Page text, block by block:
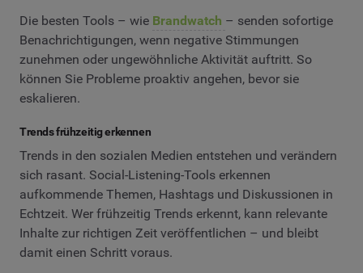
Die besten Tools – wie Brandwatch – senden sofortige
Benachrichtigungen, wenn negative Stimmungen
zunehmen oder ungewöhnliche Aktivität auftritt. So
können Sie Probleme proaktiv angehen, bevor sie
eskalieren.
Trends frühzeitig erkennen
Trends in den sozialen Medien entstehen und verändern
sich rasant. Social-Listening-Tools erkennen
aufkommende Themen, Hashtags und Diskussionen in
Echtzeit. Wer frühzeitig Trends erkennt, kann relevante
Inhalte zur richtigen Zeit veröffentlichen – und bleibt
damit einen Schritt voraus.